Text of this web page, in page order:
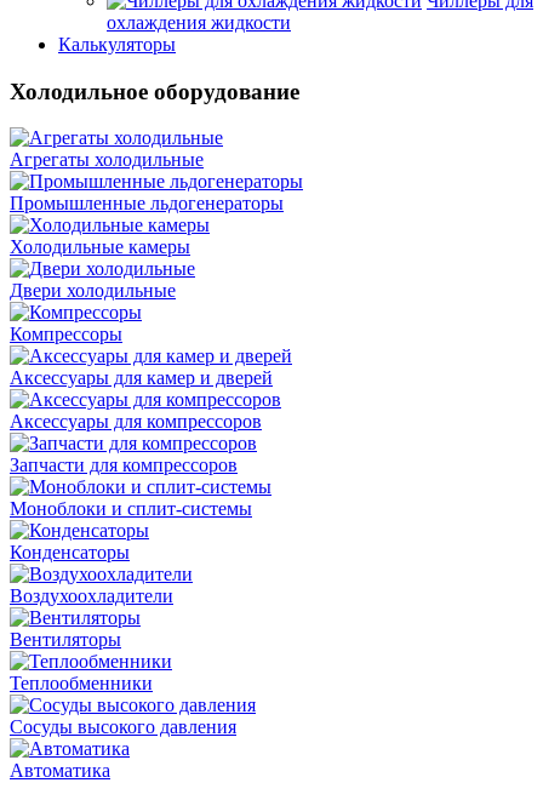
охлаждения жидкости
Калькуляторы
Холодильное оборудование
Агрегаты холодильные
Промышленные льдогенераторы
Холодильные камеры
Двери холодильные
Компрессоры
Аксессуары для камер и дверей
Аксессуары для компрессоров
Запчасти для компрессоров
Моноблоки и сплит-системы
Конденсаторы
Воздухоохладители
Вентиляторы
Теплообменники
Сосуды высокого давления
Автоматика